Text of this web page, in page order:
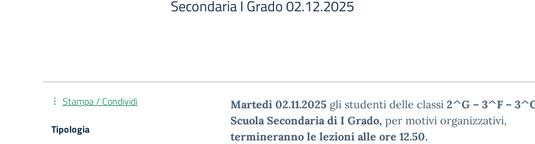
Secondaria I Grado 02.12.2025
Martedì 02.11.2025 gli studenti delle classi 2^G – 3^F –
Scuola Secondaria di I Grado, per motivi organizzativi,
termineranno le lezioni alle ore 12.50.
Stampa / Condividi
Tipologia